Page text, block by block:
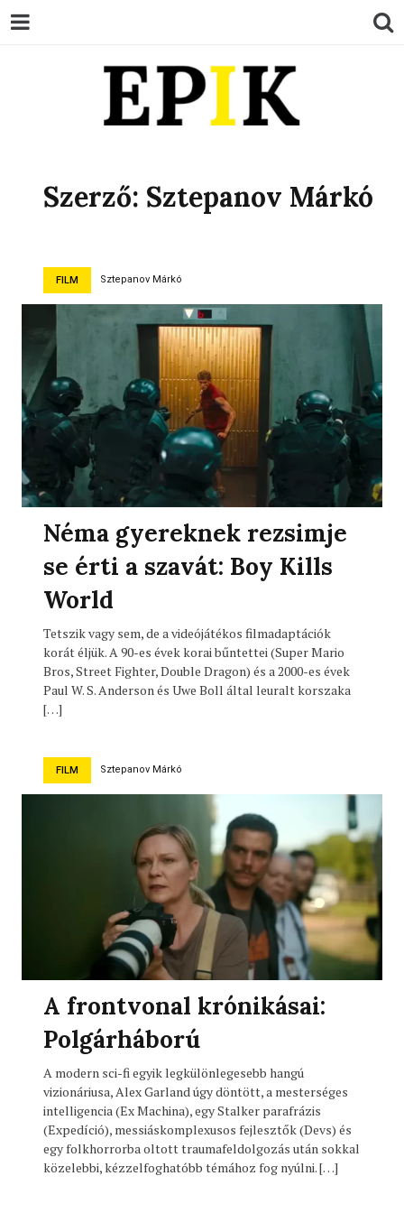
EPIK
Szerző: Sztepanov Márkó
FILM Sztepanov Márkó
Néma gyereknek rezsimje
se érti a szavát: Boy Kills
World
Tetszik vagy sem, de a videójátékos filmadaptációk
korát éljük. A 90-es évek korai bűntettei (Super Mario
Bros, Street Fighter, Double Dragon) és a 2000-es évek
Paul W. S. Anderson és Uwe Boll által leuralt korszaka
[…]
FILM Sztepanov Márkó
A frontvonal krónikásai:
Polgárháború
A modern sci-fi egyik legkülönlegesebb hangú
vizionáriusa, Alex Garland úgy döntött, a mesterséges
intelligencia (Ex Machina), egy Stalker parafrázis
(Expedíció), messiáskomplexusos fejlesztők (Devs) és
egy folkhorrorba oltott traumafeldolgozás után sokkal
közelebbi, kézzelfoghatóbb témához fog nyúlni. […]